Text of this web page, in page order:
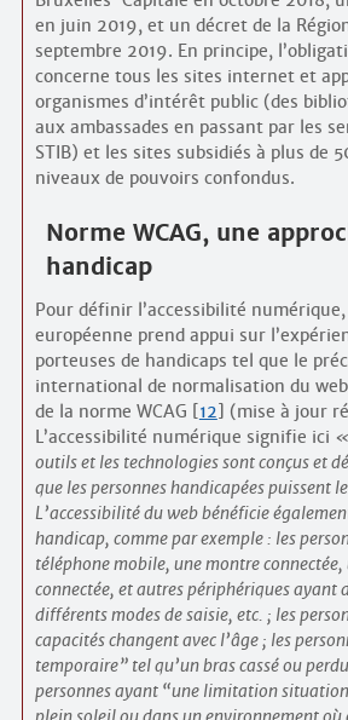
en juin 2019, et un décret de la
septembre 2019. En principe,
concerne tous les sites internet et
organismes d’intérêt public (des
aux ambassades en passant par les
STIB) et les sites subsidiés à plus de
niveaux de pouvoirs confondus.
Norme WCAG, une
handicap
Pour définir l’accessibilité
européenne prend appui sur
porteuses de handicaps tel que le
international de normalisation du web
de la norme WCAG [12] (mise à jour
L’accessibilité numérique signifie ici
outils et les technologies sont conçus et
que les personnes handicapées puissent
L’accessibilité du web bénéficie
handicap, comme par exemple : les
téléphone mobile, une montre
connectée, et autres périphériques ayant
différents modes de saisie, etc. ; les
capacités changent avec l’âge ; les
temporaire” tel qu’un bras cassé ou
personnes ayant “une limitation